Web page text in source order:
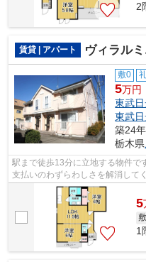
2
賃貸 | アパート ヴィラル
敷0
5万円
東武
東武
築24
栃木県
駅まで徒歩13分に立地する物件
支払いのわずらわしさを解消して
鹿沼市の東武日光線新鹿沼近辺に
5
1